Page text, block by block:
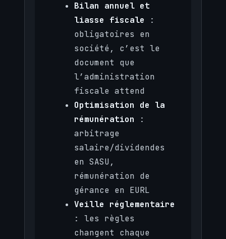
Bilan annuel et
liasse fiscale :
obligatoires en
société, c’est le
document que
l’administration
fiscale attend
Optimisation de la
rémunération :
arbitrage
salaire/dividendes
en SASU,
rémunération de
gérance en EURL
Veille réglementaire
: les règles
changent chaque